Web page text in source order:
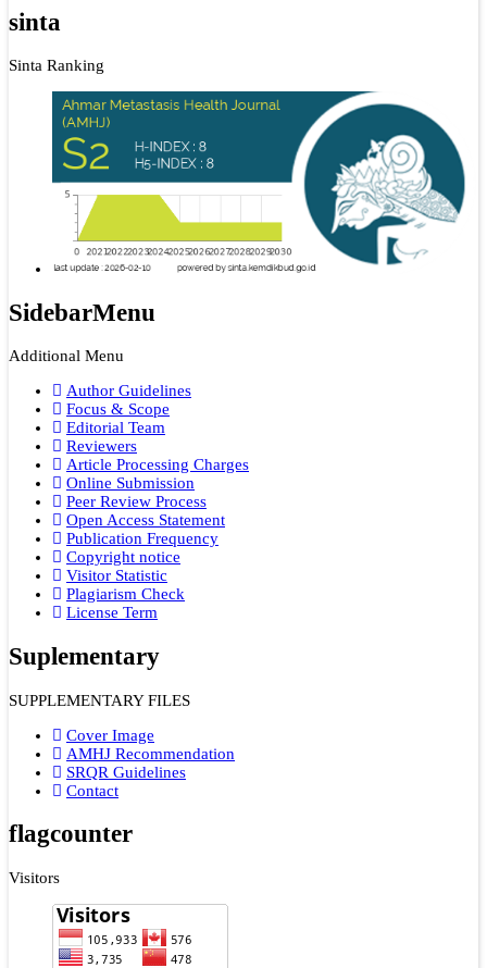
sinta
Sinta Ranking
SidebarMenu
Additional Menu
Author Guidelines
Focus & Scope
Editorial Team
Reviewers
Article Processing Charges
Online Submission
Peer Review Process
Open Access Statement
Publication Frequency
Copyright notice
Visitor Statistic
Plagiarism Check
License Term
Suplementary
SUPPLEMENTARY FILES
Cover Image
AMHJ Recommendation
SRQR Guidelines
Contact
flagcounter
Visitors